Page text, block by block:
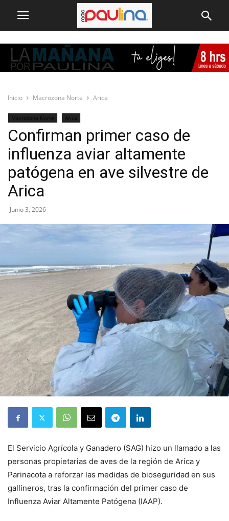
Inicio Macrozona Norte Arica
Macrozona Norte Arica
Confirman primer caso de
influenza aviar altamente
patógena en ave silvestre de
Arica
Junio 3, 2026
El Servicio Agrícola y Ganadero (SAG) hizo un llamado a las
personas propietarias de aves de la región de Arica y
Parinacota a reforzar las medidas de bioseguridad en sus
gallineros, tras la confirmación del primer caso de
Influenza Aviar Altamente Patógena (IAAP).